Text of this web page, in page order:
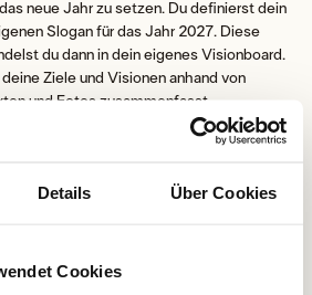
Details Über Cookies
Cookies
neue Jahr zu setzen. Du definierst dein
Slogan für das Jahr 2027. Diese
du dann in dein eigenes Visionboard.
Ziele und Visionen anhand von
und Fotos zusammenfasst.
2027. DEIN Jahr!